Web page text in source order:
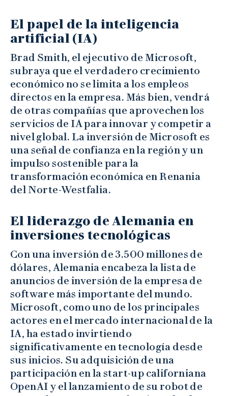
El papel de la inteligencia
artificial (IA)
Brad Smith, el ejecutivo de Microsoft,
subraya que el verdadero crecimiento
económico no se limita a los empleos
directos en la empresa. Más bien, vendrá
de otras compañías que aprovechen los
servicios de IA para innovar y competir a
nivel global. La inversión de Microsoft es
una señal de confianza en la región y un
impulso sostenible para la
transformación económica en Renania
del Norte-Westfalia.
El liderazgo de Alemania en
inversiones tecnológicas
Con una inversión de 3.500 millones de
dólares, Alemania encabeza la lista de
anuncios de inversión de la empresa de
software más importante del mundo.
Microsoft, como uno de los principales
actores en el mercado internacional de la
IA, ha estado invirtiendo
significativamente en tecnología desde
sus inicios. Su adquisición de una
participación en la start-up californiana
OpenAI y el lanzamiento de su robot de